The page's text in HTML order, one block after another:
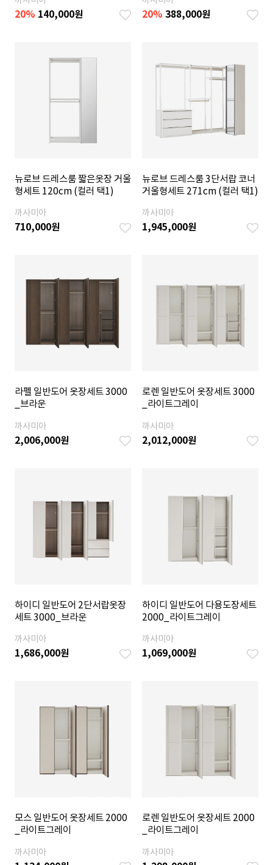
20% 140,000원 20% 388,000원
뉴로브 드레스룸 짧은옷장 거울
형세트 120cm (컬러 택1)
까사미아
710,000원
뉴로브 드레스룸 3단서랍 코너
거울형세트 271cm (컬러 택1)
까사미아
1,945,000원
라펠 일반도어 옷장세트 3000
_브라운
까사미아
2,006,000원
로렌 일반도어 옷장세트 3000
_라이트그레이
까사미아
2,012,000원
하이디 일반도어 2단서랍옷장
세트 3000_브라운
까사미아
1,686,000원
하이디 일반도어 다용도장세트
2000_라이트그레이
까사미아
1,069,000원
모스 일반도어 옷장세트 2000
_라이트그레이
까사미아
로렌 일반도어 옷장세트 2000
_라이트그레이
까사미아